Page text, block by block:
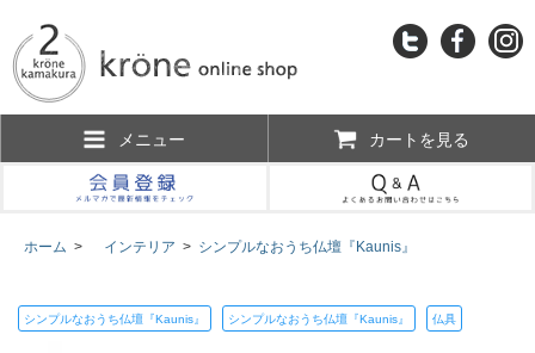
メニュー カートを見る
ホーム > インテリア > シンプルなおうち仏壇『Kaunis』
シンプルなおうち仏壇『Kaunis』 シンプルなおうち仏壇『Kaunis』 仏具